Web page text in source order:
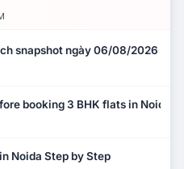
snapshot ngày 06/08/2026
booking 3 BHK flats in Noida?
Noida Step by Step